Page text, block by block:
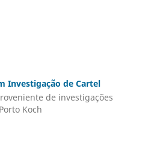
Investigação de Cartel
de investigações
Koch